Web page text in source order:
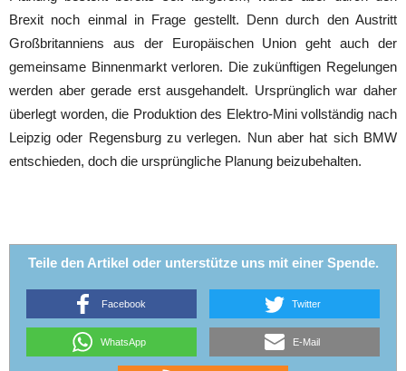
Brexit noch einmal in Frage gestellt. Denn durch den Austritt
Großbritanniens aus der Europäischen Union geht auch der
gemeinsame Binnenmarkt verloren. Die zukünftigen Regelungen
werden aber gerade erst ausgehandelt. Ursprünglich war daher
überlegt worden, die Produktion des Elektro-Mini vollständig nach
Leipzig oder Regensburg zu verlegen. Nun aber hat sich BMW
entschieden, doch die ursprüngliche Planung beizubehalten.
Teile den Artikel oder unterstütze uns mit einer Spende.
Facebook Twitter
WhatsApp E-Mail